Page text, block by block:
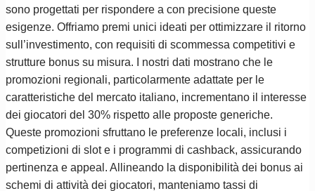
sono progettati per rispondere a con precisione queste
esigenze. Offriamo premi unici ideati per ottimizzare il ritorno
sull’investimento, con requisiti di scommessa competitivi e
strutture bonus su misura. I nostri dati mostrano che le
promozioni regionali, particolarmente adattate per le
caratteristiche del mercato italiano, incrementano il interesse
dei giocatori del 30% rispetto alle proposte generiche.
Queste promozioni sfruttano le preferenze locali, inclusi i
competizioni di slot e i programmi di cashback, assicurando
pertinenza e appeal. Allineando la disponibilità dei bonus ai
schemi di attività dei giocatori, manteniamo tassi di